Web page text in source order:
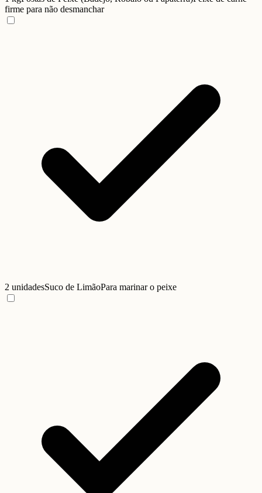
firme para não desmanchar
2 unidadesSuco de LimãoPara marinar o peixe